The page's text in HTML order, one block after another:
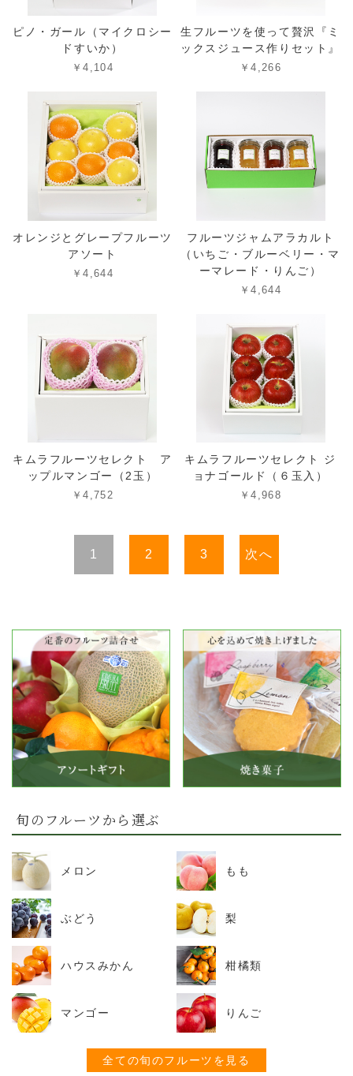
ピノ・ガール（マイクロシー
ドすいか）
￥4,104
生フルーツを使って贅沢『ミ
ックスジュース作りセット』
￥4,266
オレンジとグレープフルーツ
アソート
￥4,644
フルーツジャムアラカルト
（いちご・ブルーベリー・マ
ーマレード・りんご）
￥4,644
キムラフルーツセレクト ア
ップルマンゴー（2玉）
￥4,752
キムラフルーツセレクト ジ
ョナゴールド（６玉入）
￥4,968
1 2 3 次へ
旬のフルーツから選ぶ
メロン もも
ぶどう 梨
ハウスみかん 柑橘類
マンゴー りんご
全ての旬のフルーツを見る